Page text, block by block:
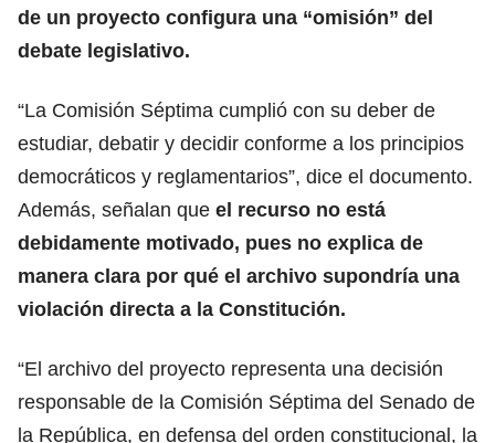
de un proyecto configura una “omisión” del
debate legislativo.
“La Comisión Séptima cumplió con su deber de
estudiar, debatir y decidir conforme a los principios
democráticos y reglamentarios”, dice el documento.
Además, señalan que el recurso no está
debidamente motivado, pues no explica de
manera clara por qué el archivo supondría una
violación directa a la Constitución.
“El archivo del proyecto representa una decisión
responsable de la Comisión Séptima del Senado de
la República, en defensa del orden constitucional, la